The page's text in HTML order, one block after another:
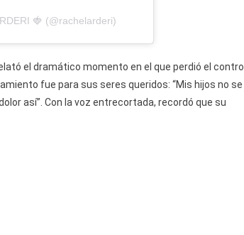
🍓 (@rachelarderi)
el dramático momento en el que perdió el control
fue para sus seres queridos: “Mis hijos no se
así”. Con la voz entrecortada, recordó que su